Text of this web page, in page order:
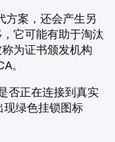
方案，还会产生另
它可能有助于淘汰
为证书颁发机构
。
否正在连接到真实
现绿色挂锁图标